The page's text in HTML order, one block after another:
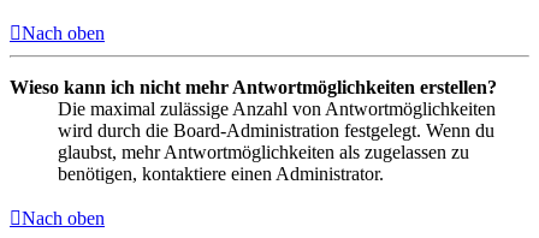
Nach oben
Wieso kann ich nicht mehr Antwortmöglichkeiten erstellen?
Die maximal zulässige Anzahl von Antwortmöglichkeiten
wird durch die Board-Administration festgelegt. Wenn du
glaubst, mehr Antwortmöglichkeiten als zugelassen zu
benötigen, kontaktiere einen Administrator.
Nach oben